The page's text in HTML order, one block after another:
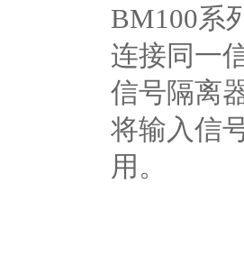
BM100系
连接同一
信号隔离
将输入信
用。